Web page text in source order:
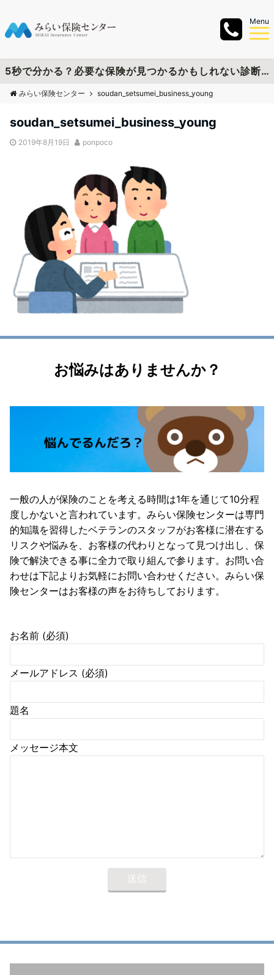
Menu
5秒で分かる？必要な保険が見つかるかもしれない診断チャートを作成しました
みらい保険センター soudan_setsumei_business_young
soudan_setsumei_business_young
2019年8月19日 ponpoco
お悩みはありませんか？
一般の人が保険のことを考える時間は1年を通じて10分程
度しかないと言われています。みらい保険センターは専門
的知識を習得したベテランのスタッフがお客様に潜在する
リスクや悩みを、お客様の代わりとなって見つけ出し、保
険で解決できる事に全力で取り組んで参ります。お問い合
わせは下記よりお気軽にお問い合わせください。みらい保
険センターはお客様の声をお待ちしております。
お名前 (必須)
メールアドレス (必須)
題名
メッセージ本文